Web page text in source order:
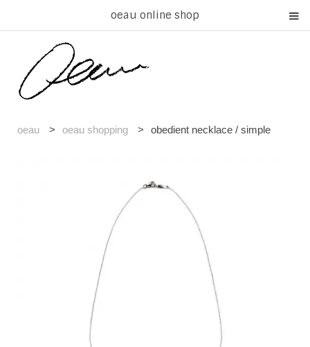
oeau online shop
oeau > oeau shopping > obedient necklace / simple